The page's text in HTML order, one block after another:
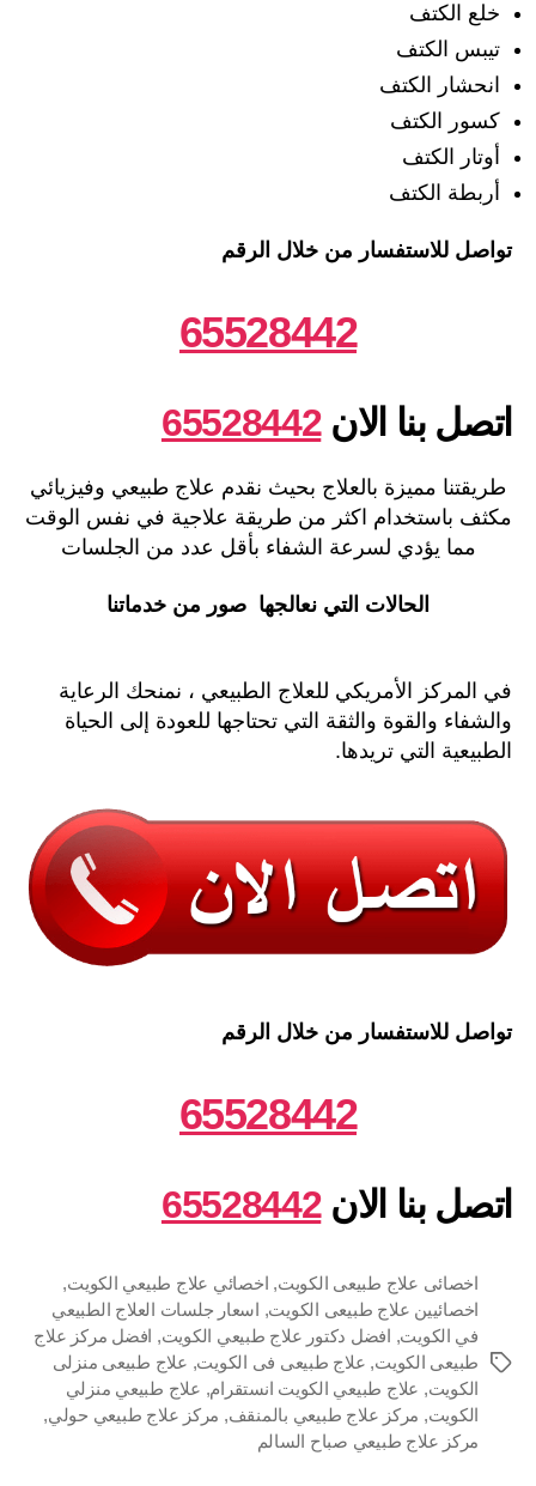
خلع الكتف
تيبس الكتف
انحشار الكتف
كسور الكتف
أوتار الكتف
أربطة الكتف
تواصل للاستفسار من خلال الرقم
65528442
اتصل بنا الان65528442
طريقتنا مميزة بالعلاج بحيث نقدم علاج طبيعي وفيزيائي
مكثف باستخدام اكثر من طريقة علاجية في نفس الوقت
مما يؤدي لسرعة الشفاء بأقل عدد من الجلسات
الحالات التي نعالجها صور من خدماتنا
في المركز الأمريكي للعلاج الطبيعي ، نمنحك الرعاية
والشفاء والقوة والثقة التي تحتاجها للعودة إلى الحياة
الطبيعية التي تريدها.
تواصل للاستفسار من خلال الرقم
65528442
اتصل بنا الان65528442
الوسوم
اخصائى علاج طبيعى الكويت, اخصائي علاج طبيعي الكويت,
اخصائيين علاج طبيعى الكويت, اسعار جلسات العلاج الطبيعي
في الكويت, افضل دكتور علاج طبيعي الكويت, افضل مركز علاج
طبيعى الكويت, علاج طبيعى فى الكويت, علاج طبيعى منزلى
الكويت, علاج طبيعي الكويت انستقرام, علاج طبيعي منزلي
الكويت, مركز علاج طبيعي بالمنقف, مركز علاج طبيعي حولي,
مركز علاج طبيعي صباح السالم